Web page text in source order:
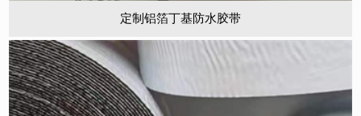
定制铝箔丁基防水胶带